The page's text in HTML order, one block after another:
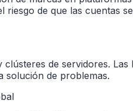
de que las cuentas
de servidores.
solución de problemas.